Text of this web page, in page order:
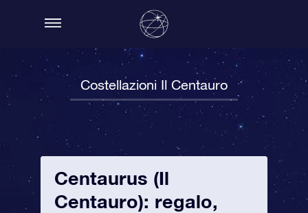
Costellazioni Il Centauro
Centaurus (Il
Centauro): regalo,